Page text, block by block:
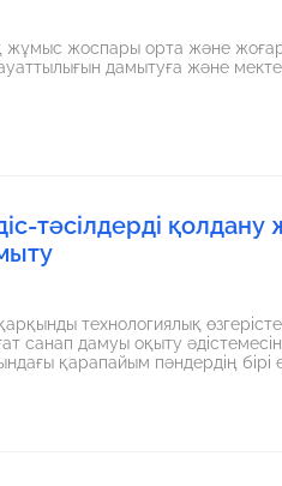
жұмыс жоспары орта және
дамытуға және
тәсілдерді қолдану
технологиялық
санап дамуы оқыту
қарапайым пәндердің бірі
білім алуға, ақпаратты